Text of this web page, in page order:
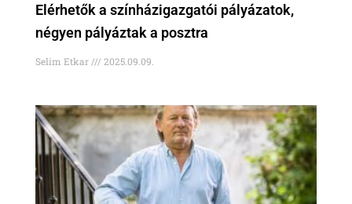
Elérhetők a színházigazgatói pályázatok,
négyen pályáztak a posztra
Selim Etkar 2025.09.09.